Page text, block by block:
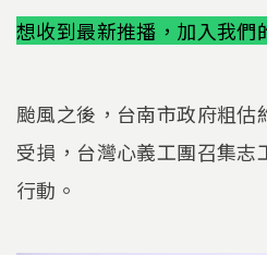
想收到最新推播，加入我們
颱風之後，台南市政府粗估
受損，台灣心義工團召集志
行動。